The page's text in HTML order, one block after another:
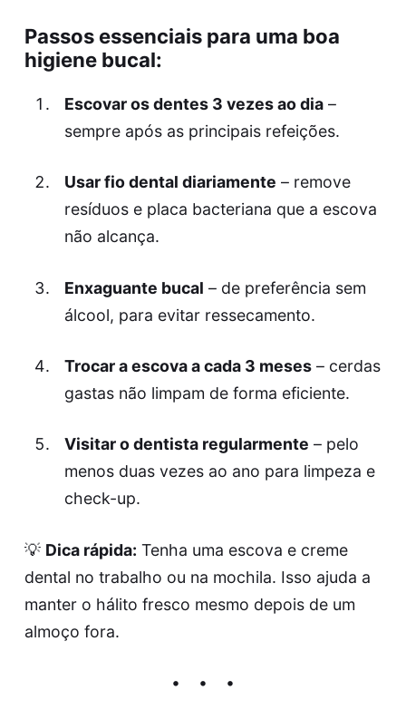
Passos essenciais para uma boa
higiene bucal:
Escovar os dentes 3 vezes ao dia–
sempre após as principais refeições.
Usar fio dental diariamente – remove
resíduos e placa bacteriana que a escova
não alcança.
Enxaguante bucal – de preferência sem
álcool, para evitar ressecamento.
Trocar a escova a cada 3 meses– cerdas
gastas não limpam de forma eficiente.
Visitar o dentista regularmente – pelo
menos duas vezes ao ano para limpeza e
check-up.
💡 Dica rápida: Tenha uma escova e creme
dental no trabalho ou na mochila. Isso ajuda a
manter o hálito fresco mesmo depois de um
almoço fora.